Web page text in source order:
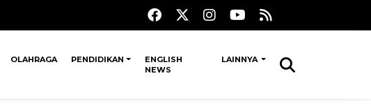
OLAHRAGA PENDIDIKAN
ENGLISH
NEWS
LAINNYA